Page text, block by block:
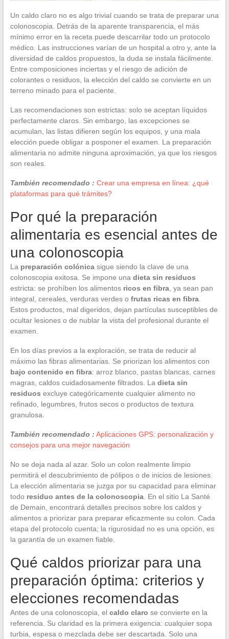
Un caldo claro no es algo trivial cuando se trata de preparar una
colonoscopia. Detrás de la aparente transparencia, el más
mínimo error en la receta puede descarrilar todo un protocolo
médico. Las instrucciones varían de un hospital a otro y, ante la
diversidad de caldos propuestos, la duda se instala fácilmente.
Entre composiciones inciertas y el riesgo de adición de
colorantes o residuos, la elección del caldo se convierte en un
terreno minado para el paciente.
Las recomendaciones son estrictas: solo se aceptan líquidos
perfectamente claros. Sin embargo, las excepciones se
acumulan, las listas difieren según los equipos, y una mala
elección puede obligar a posponer el examen. La preparación
alimentaria no admite ninguna aproximación, ya que los riesgos
son reales.
También recomendado : Crear una empresa en línea: ¿qué
plataformas para qué trámites?
Por qué la preparación
alimentaria es esencial antes de
una colonoscopia
La preparación colónicasigue siendo la clave de una
colonoscopia exitosa. Se impone una dieta sin residuos
estricta: se prohíben los alimentos ricos en fibra, ya sean pan
integral, cereales, verduras verdes o frutas ricas en fibra.
Estos productos, mal digeridos, dejan partículas susceptibles de
ocultar lesiones o de nublar la vista del profesional durante el
examen.
En los días previos a la exploración, se trata de reducir al
máximo las fibras alimentarias. Se priorizan los alimentos con
bajo contenido en fibra: arroz blanco, pastas blancas, carnes
magras, caldos cuidadosamente filtrados. La dieta sin
residuos excluye categóricamente cualquier alimento no
refinado, legumbres, frutos secos o productos de textura
granulosa.
También recomendado : Aplicaciones GPS: personalización y
consejos para una mejor navegación
No se deja nada al azar. Solo un colon realmente limpio
permitirá el descubrimiento de pólipos o de inicios de lesiones.
La elección alimentaria se juzga por su capacidad para eliminar
todo residuo antes de la colonoscopia. En el sitio La Santé
de Demain, encontrará detalles precisos sobre los caldos y
alimentos a priorizar para preparar eficazmente su colon. Cada
etapa del protocolo cuenta; la rigurosidad no es una opción, es
la garantía de un examen fiable.
Qué caldos priorizar para una
preparación óptima: criterios y
elecciones recomendadas
Antes de una colonoscopia, el caldo claro se convierte en la
referencia. Su claridad es la primera exigencia: cualquier sopa
turbia, espesa o mezclada debe ser descartada. Solo una